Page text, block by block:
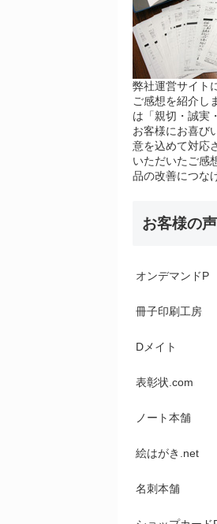
弊社運営サイト
ご感想を紹介し
は「親切・誠実
お客様にお喜び
意を込めて対応
いただいたご感
品の改善につな
お客様の声
オンデマンドP
冊子印刷工房
Dメイト
表彰状.com
ノート本舗
絵はがき.net
名刺本舗